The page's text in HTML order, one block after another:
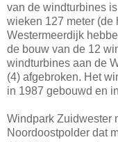
van de windturbines
wieken 127 meter
Westermeerdijk
de bouw van de 12
windturbines aan de
(4) afgebroken. Het
in 1987 gebouwd en
Windpark Zuidwester
Noordoostpolder dat